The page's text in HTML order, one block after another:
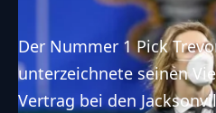
Der Nummer 1 Pick
unterzeichnete seinen
Vertrag bei den